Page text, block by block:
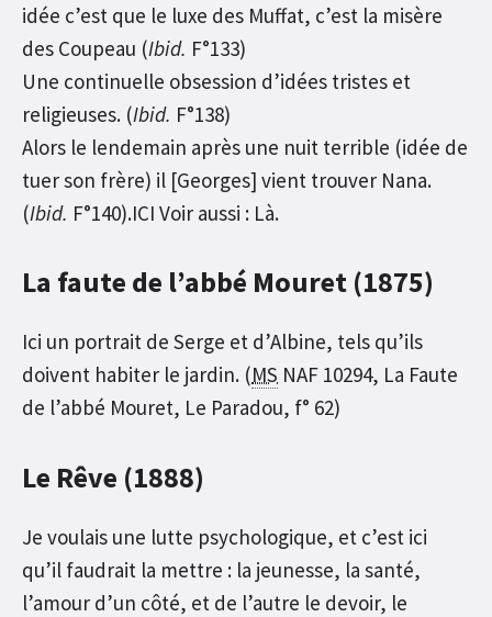
idée c’est que le luxe des Muffat, c’est la misère
des Coupeau (Ibid. F°133)
Une continuelle obsession d’idées tristes et
religieuses. (Ibid. F°138)
Alors le lendemain après une nuit terrible (idée de
tuer son frère) il [Georges] vient trouver Nana.
(Ibid. F°140).ICI Voir aussi : Là.
La faute de l’abbé Mouret (1875)
Ici un portrait de Serge et d’Albine, tels qu’ils
doivent habiter le jardin. (MS NAF 10294, La Faute
de l’abbé Mouret, Le Paradou, f° 62)
Le Rêve (1888)
Je voulais une lutte psychologique, et c’est ici
qu’il faudrait la mettre : la jeunesse, la santé,
l’amour d’un côté, et de l’autre le devoir, le